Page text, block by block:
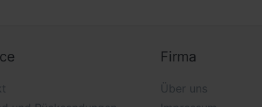
Firma
Über uns